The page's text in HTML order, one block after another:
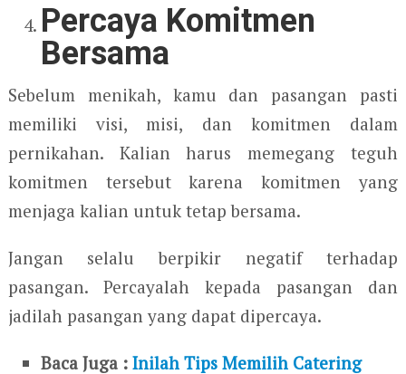
Percaya Komitmen
Bersama
Sebelum menikah, kamu dan pasangan pasti
memiliki visi, misi, dan komitmen dalam
pernikahan. Kalian harus memegang teguh
komitmen tersebut karena komitmen yang
menjaga kalian untuk tetap bersama.
Jangan selalu berpikir negatif terhadap
pasangan. Percayalah kepada pasangan dan
jadilah pasangan yang dapat dipercaya.
Baca Juga :Inilah Tips Memilih Catering